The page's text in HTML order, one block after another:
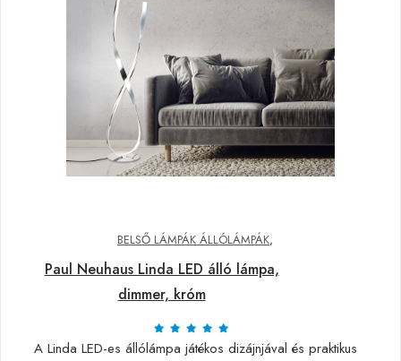
BELSŐ LÁMPÁK ÁLLÓLÁMPÁK,
Paul Neuhaus Linda LED álló lámpa,
dimmer, króm
A Linda LED-es állólámpa játékos dizájnjával és praktikus